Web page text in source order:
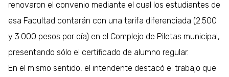
renovaron el convenio mediante el cual los estudiantes de
esa Facultad contarán con una tarifa diferenciada (2.500
y 3.000 pesos por día) en el Complejo de Piletas municipal,
presentando sólo el certificado de alumno regular.
En el mismo sentido, el intendente destacó el trabajo que